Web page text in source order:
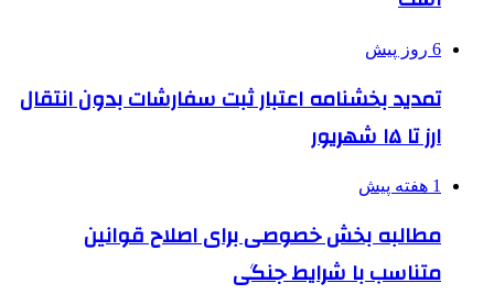
6 روز پیش
تمدید بخشنامه اعتبار ثبت سفارشات بدون انتقال
ارز تا ۱۵ شهریور
1 هفته پیش
مطالبه بخش خصوصی برای اصلاح قوانین
متناسب با شرایط جنگی